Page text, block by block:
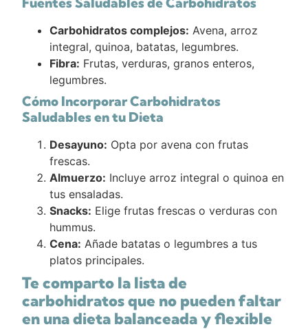
Carbohidratos complejos: Avena, arroz
integral, quinoa, batatas, legumbres.
Fibra: Frutas, verduras, granos enteros,
legumbres.
Cómo Incorporar Carbohidratos
Saludables en tu Dieta
Desayuno: Opta por avena con frutas
frescas.
Almuerzo: Incluye arroz integral o quinoa en
tus ensaladas.
Snacks: Elige frutas frescas o verduras con
hummus.
Cena: Añade batatas o legumbres a tus
platos principales.
Te comparto la lista de
carbohidratos que no pueden faltar
en una dieta balanceada y flexible